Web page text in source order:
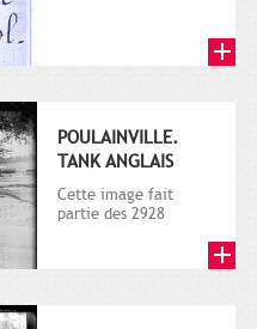
POULAINVILLE.
TANK ANGLAIS
Cette image fait
partie des 2928
1914-1918)...